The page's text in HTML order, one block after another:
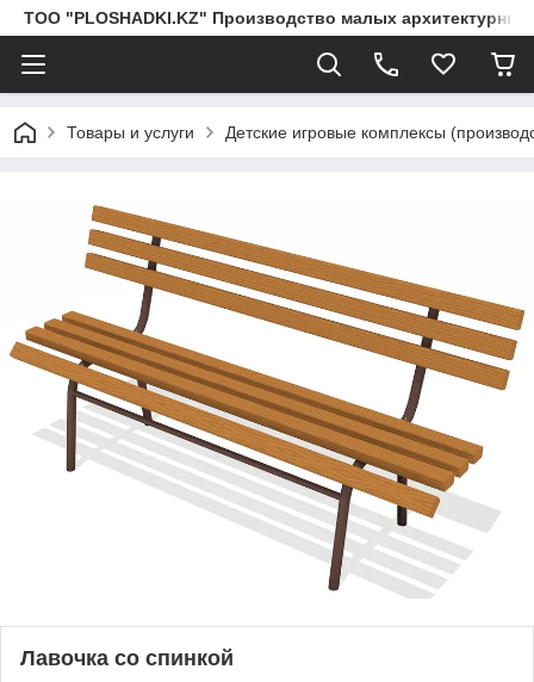
ТОО "PLOSHADKI.KZ" Производство малых
Товары и услуги Детские игровые комплексы
Лавочка со спинкой